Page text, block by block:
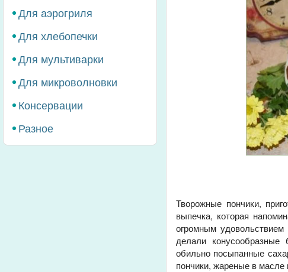
Для аэрогриля
Для хлебопечки
Для мультиварки
Для микроволновки
Консервации
Разное
Творожные пончики,
выпечка, которая
огромным
делали
обильно посыпанные
пончики, жареные в